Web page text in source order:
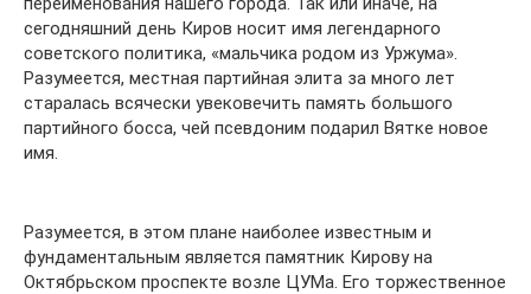
сегодняшний день Киров носит имя легендарного
советского политика, «мальчика родом из Уржума».
Разумеется, местная партийная элита за много лет
старалась всячески увековечить память большого
партийного босса, чей псевдоним подарил Вятке новое
имя.
Разумеется, в этом плане наиболее известным и
фундаментальным является памятник Кирову на
Октябрьском проспекте возле ЦУМа. Его торжественное